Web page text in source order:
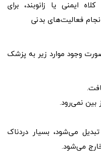
ایمنی یا زانوبند، برای
فعالیت‌های بدنی
وجود موارد زیر به پزشک
می‌شود، بسیار دردناک
می‌شود.